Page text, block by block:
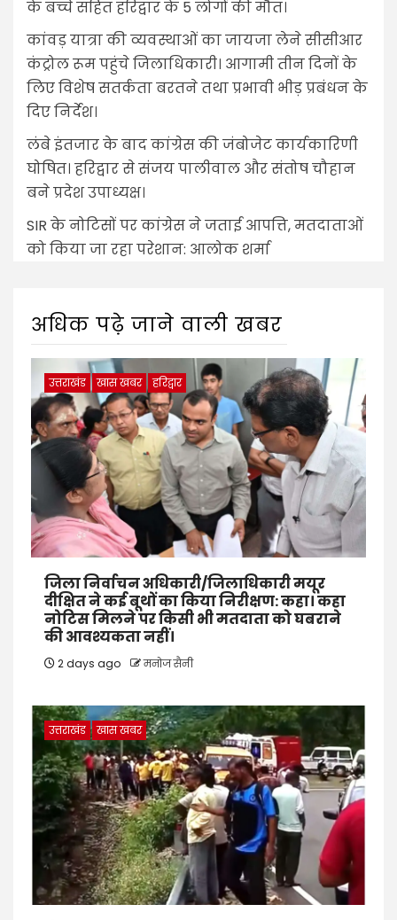
के बच्चे सहित हरिद्वार के 5 लोगों की मौत।
कांवड़ यात्रा की व्यवस्थाओं का जायजा लेने सीसीआर
कंट्रोल रूम पहुंचे जिलाधिकारी। आगामी तीन दिनों के
लिए विशेष सतर्कता बरतने तथा प्रभावी भीड़ प्रबंधन के
दिए निर्देश।
लंबे इंतजार के बाद कांग्रेस की जंबोजेट कार्यकारिणी
घोषित। हरिद्वार से संजय पालीवाल और संतोष चौहान
बने प्रदेश उपाध्यक्ष।
SIR के नोटिसों पर कांग्रेस ने जताई आपत्ति, मतदाताओं
को किया जा रहा परेशान: आलोक शर्मा
अधिक पढ़े जाने वाली खबर
उत्तराखंड खास खबर हरिद्वार
जिला निर्वाचन अधिकारी/जिलाधिकारी मयूर
दीक्षित ने कई बूथों का किया निरीक्षण: कहा। कहा
नोटिस मिलने पर किसी भी मतदाता को घबराने
की आवश्यकता नहीं।
2 days ago मनोज सैनी
उत्तराखंड खास खबर